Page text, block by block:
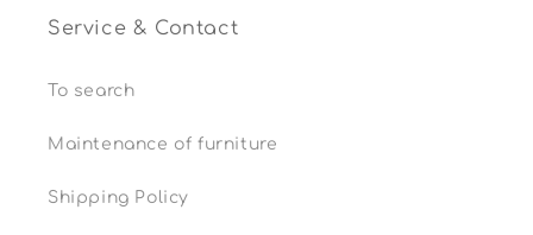
Service & Contact
To search
Maintenance of furniture
Shipping Policy